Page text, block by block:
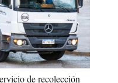
de recolección